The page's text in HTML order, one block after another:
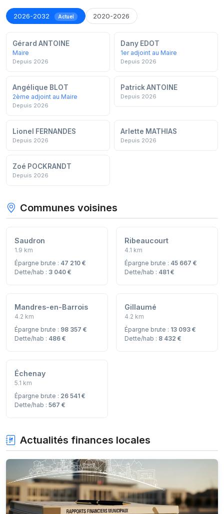
2026-2032 Actuel 2020-2026
Gérard ANTOINE
Maire
Depuis 2026
Dany EDOT
1er adjoint au Maire
Depuis 2026
Angélique BLOT
2ème adjoint au Maire
Depuis 2026
Patrick ANTOINE
Depuis 2026
Lionel FERNANDES
Depuis 2026
Arlette MATHIAS
Depuis 2026
Zoé POCKRANDT
Depuis 2026
Communes voisines
Saudron
1.9 km
Épargne brute : 47 210 €
Dette/hab : 3 040 €
Ribeaucourt
4.1 km
Épargne brute : 45 667 €
Dette/hab : 481 €
Mandres-en-Barrois
4.2 km
Épargne brute : 98 357 €
Dette/hab : 486 €
Gillaumé
4.2 km
Épargne brute : 13 093 €
Dette/hab : 8 432 €
Échenay
5.1 km
Épargne brute : 26 541 €
Dette/hab : 567 €
Actualités finances locales